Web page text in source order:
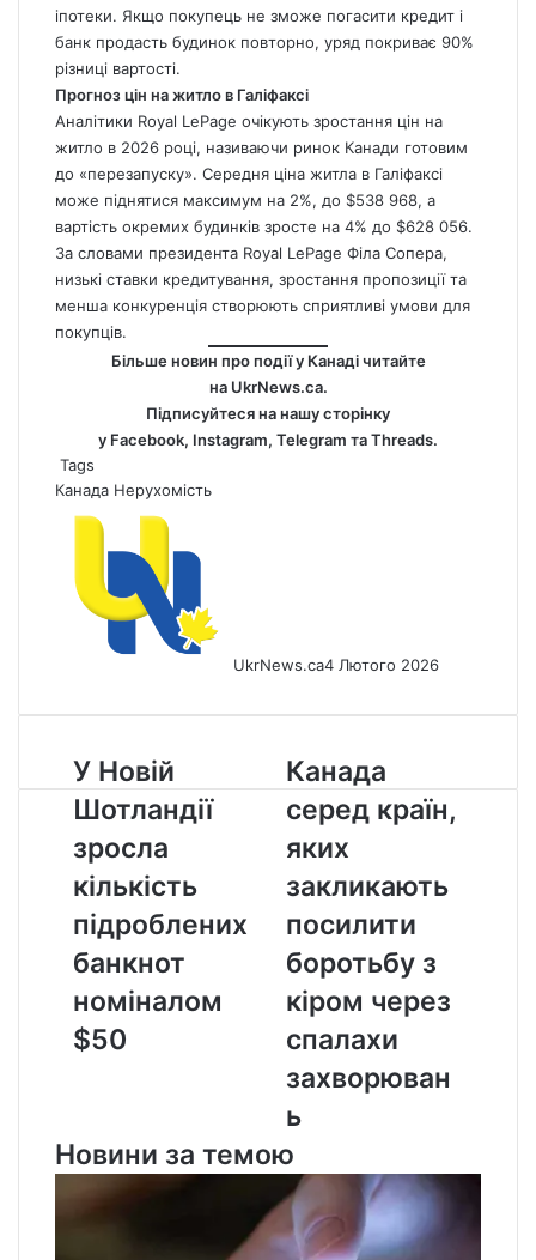
іпотеки. Якщо покупець не зможе погасити кредит і
банк продасть будинок повторно, уряд покриває 90%
різниці вартості.
Прогноз цін на житло в Галіфаксі
Аналітики Royal LePage очікують зростання цін на
житло в 2026 році, називаючи ринок Канади готовим
до «перезапуску». Середня ціна житла в Галіфаксі
може піднятися максимум на 2%, до $538 968, а
вартість окремих будинків зросте на 4% до $628 056.
За словами президента Royal LePage Філа Сопера,
низькі ставки кредитування, зростання пропозиції та
менша конкуренція створюють сприятливі умови для
покупців.
Більше новин про події у Канаді читайте
на UkrNews.ca.
Підписуйтеся на нашу сторінку
у Facebook, Instagram, Telegram таThreads.
Tags
Канада Нерухомість
UkrNews.ca4 Лютого 2026
У
Новій
Шотландії
зросла
кількість
підроблених
банкнот
номіналом
$50
У Новій
Шотландії
зросла
кількість
підроблених
банкнот
номіналом
$50
Канада
серед
країн,
яких
закликають
посилити
з
кіром
через
спалахи
захворювань
Канада
серед країн,
яких
закликають
посилити
боротьбу з
кіром через
спалахи
захворюван
ь
Новини за темою